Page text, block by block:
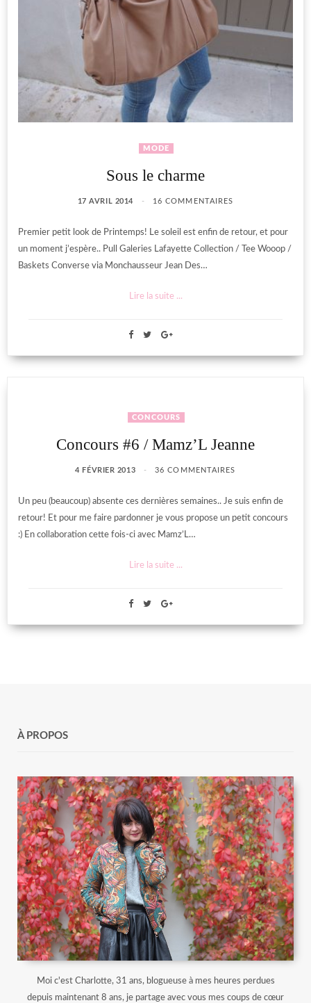
MODE
Sous le charme
17 AVRIL 2014 16 COMMENTAIRES
Premier petit look de Printemps! Le soleil est enfin de retour, et pour
un moment j’espère.. Pull Galeries Lafayette Collection / Tee Wooop /
Baskets Converse via Monchausseur Jean Des…
Lire la suite ...
CONCOURS
Concours #6 / Mamz’L Jeanne
4 FÉVRIER 2013 36 COMMENTAIRES
Un peu (beaucoup) absente ces dernières semaines.. Je suis enfin de
retour! Et pour me faire pardonner je vous propose un petit concours
:) En collaboration cette fois-ci avec Mamz’L…
Lire la suite ...
À PROPOS
Moi c'est Charlotte, 31 ans, blogueuse à mes heures perdues
depuis maintenant 8 ans, je partage avec vous mes coups de cœur